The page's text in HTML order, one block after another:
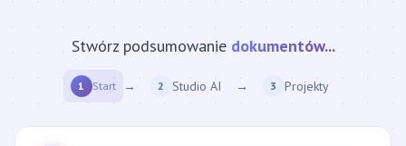
Stwórz podsumowanie strony internetowej...
1 Start → 2 Studio AI → 3 Projekty